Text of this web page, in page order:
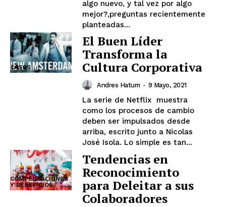
algo nuevo, y tal vez por algo
mejor?,preguntas recientemente
planteadas...
CASOS
El Buen Líder
Transforma la
Cultura Corporativa
Andres Hatum - 9 Mayo, 2021
La serie de Netflix muestra
como los procesos de cambio
deben ser impulsados desde
arriba, escrito junto a Nicolas
José Isola. Lo simple es tan...
COMPENSACIONES
Y BENEFICIOS
Tendencias en
Reconocimiento
para Deleitar a sus
Colaboradores